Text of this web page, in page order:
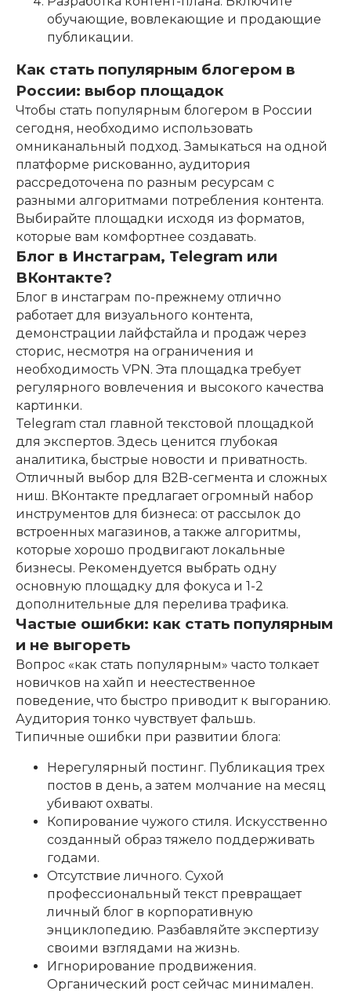
обучающие, вовлекающие и продающие
публикации.
Как стать популярным блогером в
России: выбор площадок
Чтобы стать популярным блогером в России
сегодня, необходимо использовать
омниканальный подход. Замыкаться на одной
платформе рискованно, аудитория
рассредоточена по разным ресурсам с
разными алгоритмами потребления контента.
Выбирайте площадки исходя из форматов,
которые вам комфортнее создавать.
Блог в Инстаграм, Telegram или
ВКонтакте?
Блог в инстаграм по-прежнему отлично
работает для визуального контента,
демонстрации лайфстайла и продаж через
сторис, несмотря на ограничения и
необходимость VPN. Эта площадка требует
регулярного вовлечения и высокого качества
картинки.
Telegram стал главной текстовой площадкой
для экспертов. Здесь ценится глубокая
аналитика, быстрые новости и приватность.
Отличный выбор для B2B-сегмента и сложных
ниш. ВКонтакте предлагает огромный набор
инструментов для бизнеса: от рассылок до
встроенных магазинов, а также алгоритмы,
которые хорошо продвигают локальные
бизнесы. Рекомендуется выбрать одну
основную площадку для фокуса и 1-2
дополнительные для перелива трафика.
Частые ошибки: как стать популярным
и не выгореть
Вопрос «как стать популярным» часто толкает
новичков на хайп и неестественное
поведение, что быстро приводит к выгоранию.
Аудитория тонко чувствует фальшь.
Типичные ошибки при развитии блога:
Нерегулярный постинг. Публикация трех
постов в день, а затем молчание на месяц
убивают охваты.
Копирование чужого стиля. Искусственно
созданный образ тяжело поддерживать
годами.
Отсутствие личного. Сухой
профессиональный текст превращает
личный блог в корпоративную
энциклопедию. Разбавляйте экспертизу
своими взглядами на жизнь.
Игнорирование продвижения.
Органический рост сейчас минимален.